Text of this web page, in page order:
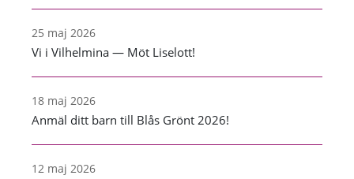
25 maj 2026
Vi i Vilhelmina — Möt Liselott!
18 maj 2026
Anmäl ditt barn till Blås Grönt 2026!
12 maj 2026